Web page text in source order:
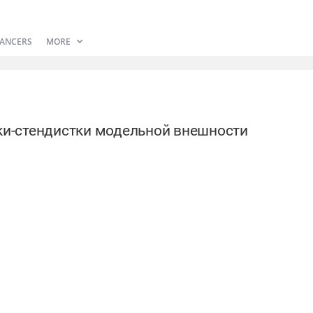
MORE
стендистки модельной внешности